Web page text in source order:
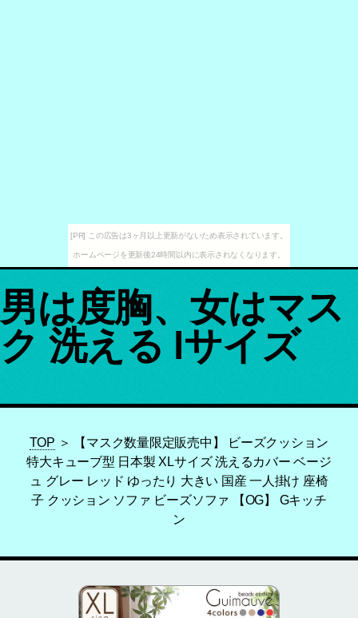
[PR] この広告は3ヶ月以上更新がないため表示されています。
ホームページを更新後24時間以内に表示されなくなります。
男は度胸、女はマス
ク 洗える lサイズ
TOP ＞ 【マスク数量限定販売中】 ビーズクッション
特大キューブ型 日本製 XLサイズ 洗えるカバー ベージ
ュ グレー レッド ゆったり 大きい 国産 一人掛け 座椅
子 クッション ソファ ビーズソファ 【OG】 Gキッチ
ン